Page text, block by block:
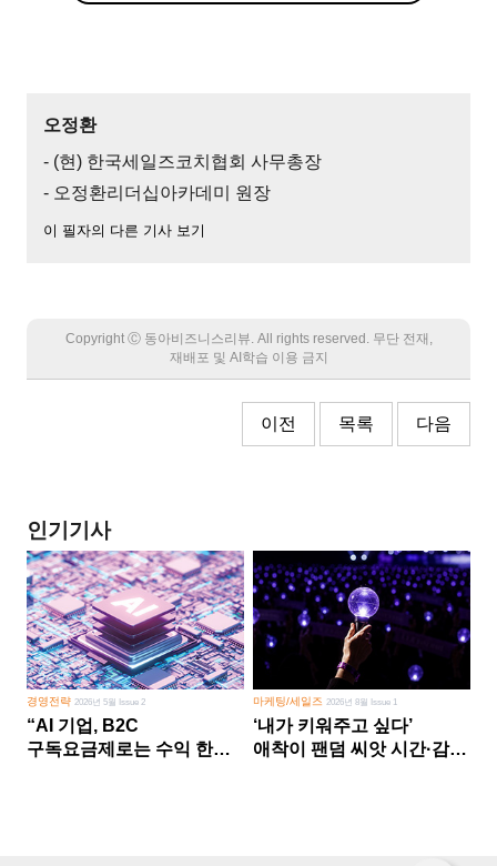
오정환
- (현) 한국세일즈코치협회 사무총장
- 오정환리더십아카데미 원장
이 필자의 다른 기사 보기
Copyright Ⓒ 동아비즈니스리뷰. All rights reserved. 무단 전재,
재배포 및 AI학습 이용 금지
이전 목록 다음
인기기사
경영전략2026년 5월 Issue 2
“AI 기업, B2C
구독요금제로는 수익 한계
마케팅/세일즈 2026년 8월 Issue 1
‘내가 키워주고 싶다’
애착이 팬덤 씨앗 시간·감정